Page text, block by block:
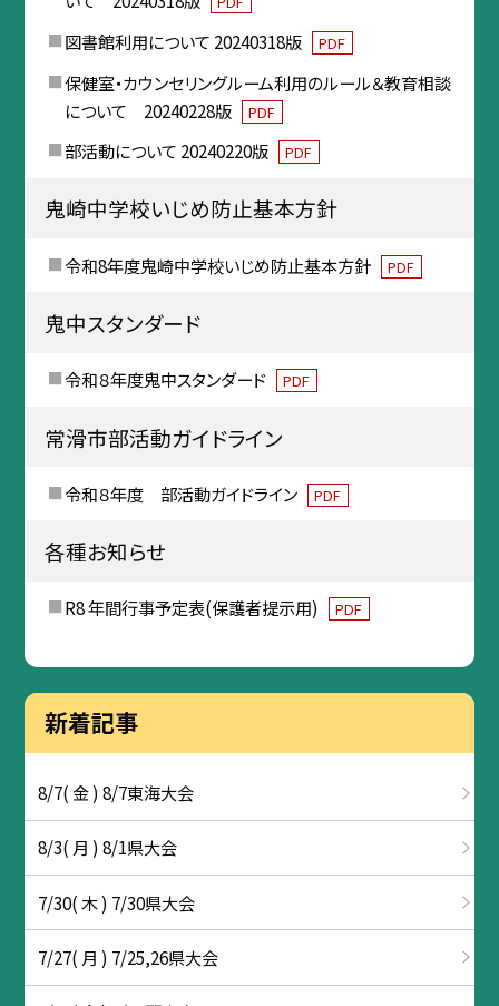
図書館利用について 20240318版 PDF
保健室・カウンセリングルーム利用のルール＆教育相談
について 20240228版
PDF
部活動について 20240220版 PDF
鬼崎中学校いじめ防止基本方針
令和8年度鬼崎中学校いじめ防止基本方針 PDF
鬼中スタンダード
令和８年度鬼中スタンダード PDF
常滑市部活動ガイドライン
令和８年度 部活動ガイドライン PDF
各種お知らせ
R8 年間行事予定表(保護者提示用) PDF
新着記事
8/7( 金 ) 8/7東海大会
8/3( 月 ) 8/1県大会
7/30( 木 ) 7/30県大会
7/27( 月 ) 7/25,26県大会